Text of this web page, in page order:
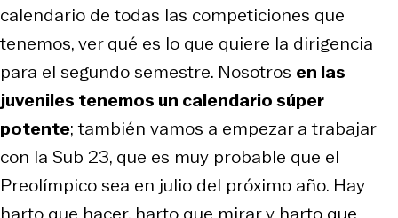
calendario de todas las competiciones que
tenemos, ver qué es lo que quiere la dirigencia
para el segundo semestre. Nosotros en las
juveniles tenemos un calendario súper
potente; también vamos a empezar a trabajar
con la Sub 23, que es muy probable que el
Preolímpico sea en julio del próximo año. Hay